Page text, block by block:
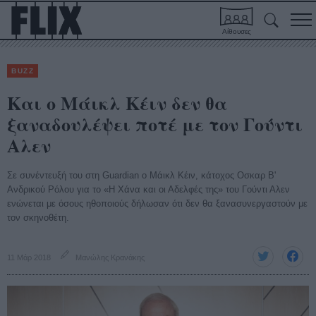
Αίθουσες
BUZZ
Και ο Μάικλ Κέιν δεν θα
ξαναδουλέψει ποτέ με τον Γούντι
Αλεν
Σε συνέντευξή του στη Guardian ο Μάικλ Κέιν, κάτοχος Οσκαρ Β'
Ανδρικού Ρόλου για το «Η Χάνα και οι Αδελφές της» του Γούντι Αλεν
ενώνεται με όσους ηθοποιούς δήλωσαν ότι δεν θα ξανασυνεργαστούν με
τον σκηνοθέτη.
11 Μάρ 2018 Μανώλης Κρανάκης